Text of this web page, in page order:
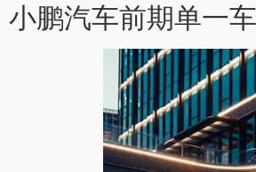
小鹏汽车前期单一